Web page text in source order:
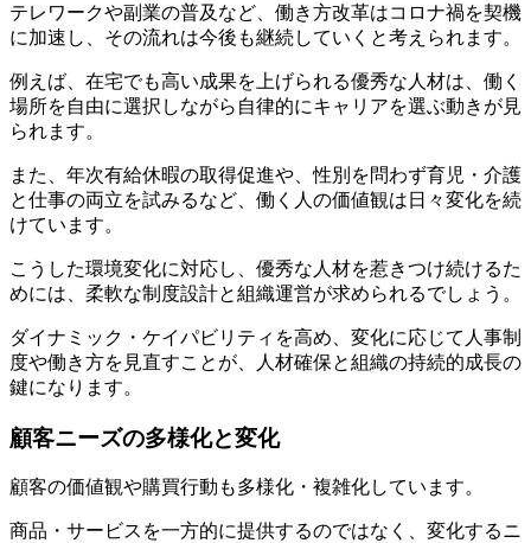
テレワークや副業の普及など、働き方改革はコロナ禍を契機
に加速し、その流れは今後も継続していくと考えられます。
例えば、在宅でも高い成果を上げられる優秀な人材は、働く
場所を自由に選択しながら自律的にキャリアを選ぶ動きが見
られます。
また、年次有給休暇の取得促進や、性別を問わず育児・介護
と仕事の両立を試みるなど、働く人の価値観は日々変化を続
けています。
こうした環境変化に対応し、優秀な人材を惹きつけ続けるた
めには、柔軟な制度設計と組織運営が求められるでしょう。
ダイナミック・ケイパビリティを高め、変化に応じて人事制
度や働き方を見直すことが、人材確保と組織の持続的成長の
鍵になります。
顧客ニーズの多様化と変化
顧客の価値観や購買行動も多様化・複雑化しています。
商品・サービスを一方的に提供するのではなく、変化するニ